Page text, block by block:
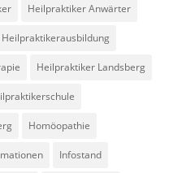
Heilpraktiker Anwärter
Heilpraktikerausbildung
Heilpraktiker Landsberg
Homöopathie
Infostand